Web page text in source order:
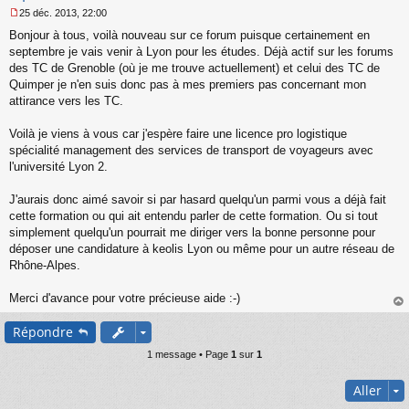
e
s
s
g
e
o
n
u
25 déc. 2013, 22:00
Bonjour à tous, voilà nouveau sur ce forum puisque certainement en
septembre je vais venir à Lyon pour les études. Déjà actif sur les forums
des TC de Grenoble (où je me trouve actuellement) et celui des TC de
Quimper je n'en suis donc pas à mes premiers pas concernant mon
attirance vers les TC.
Voilà je viens à vous car j'espère faire une licence pro logistique
spécialité management des services de transport de voyageurs avec
l'université Lyon 2.
J'aurais donc aimé savoir si par hasard quelqu'un parmi vous a déjà fait
cette formation ou qui ait entendu parler de cette formation. Ou si tout
simplement quelqu'un pourrait me diriger vers la bonne personne pour
déposer une candidature à keolis Lyon ou même pour un autre réseau de
Rhône-Alpes.
Merci d'avance pour votre précieuse aide :-)
au
Répondre
1 message • Page 1 sur 1
Aller